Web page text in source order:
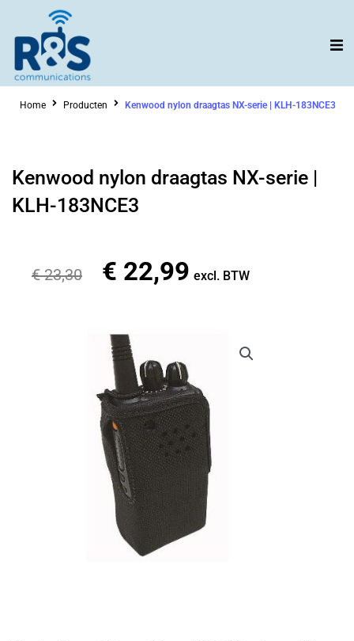
inhoud
Home Producten Kenwood nylon draagtas NX-serie | KLH-183NCE3
Kenwood nylon draagtas NX-serie |
KLH-183NCE3
€23,30
Oorspronkelijke
€ 23,30.
€ 22,99 Huidige
excl. BTW